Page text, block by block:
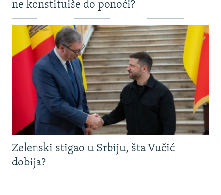
ne konstituiše do ponoći?
Zelenski stigao u Srbiju, šta Vučić
dobija?